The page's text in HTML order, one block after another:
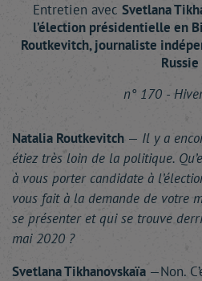
Entretien avec Svetlana
l’élection présidentielle en
Routkevitch, journaliste
Russie
n° 170 -
Natalia Routkevitch — Il y a
étiez très loin de la politique.
à vous porter candidate à
vous fait à la demande de votre
se présenter et qui se trouve
mai 2020 ?
Svetlana Tikhanovskaïa —Non.